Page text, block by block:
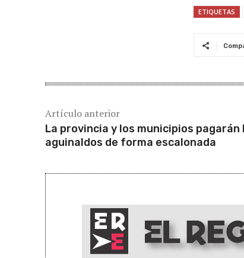
ETIQUETAS
Artículo anterior
La provincia y los municipios pagarán
aguinaldos de forma escalonada